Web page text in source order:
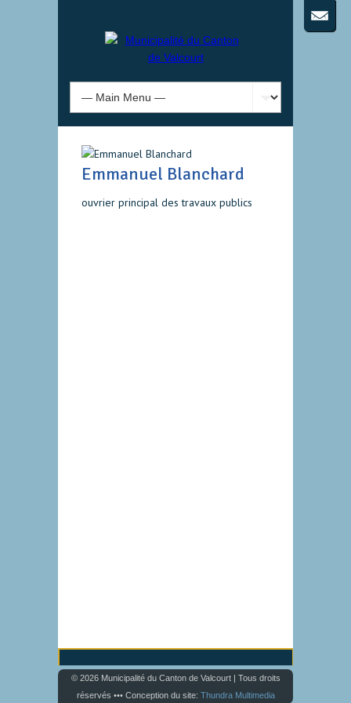
Emmanuel Blanchard
ouvrier principal des travaux publics
© 2026 Municipalité du Canton de Valcourt | Tous droits
réservés ••• Conception du site: Thundra Multimedia